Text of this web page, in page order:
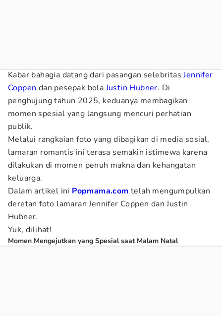
Kabar bahagia datang dari pasangan selebritasJennifer
Coppen dan pesepak bolaJustin Hubner. Di
penghujung tahun 2025, keduanya membagikan
momen spesial yang langsung mencuri perhatian
publik.
Melalui rangkaian foto yang dibagikan di media sosial,
lamaran romantis ini terasa semakin istimewa karena
dilakukan di momen penuh makna dan kehangatan
keluarga.
Dalam artikel ini Popmama.com telah mengumpulkan
deretan foto lamaran Jennifer Coppen dan Justin
Hubner.
Yuk, dilihat!
Momen Mengejutkan yang Spesial saat Malam Natal